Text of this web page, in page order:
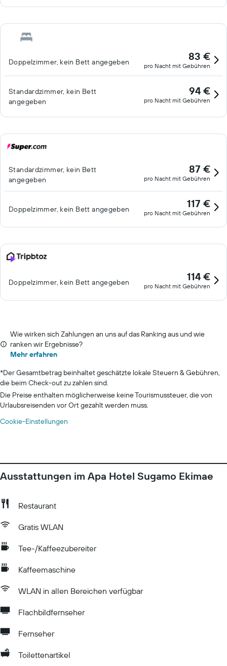
Doppelzimmer, kein Bett angegeben 83 €
pro Nacht mit Gebühren
Standardzimmer, kein Bett
angegeben
94 €
pro Nacht mit Gebühren
Standardzimmer, kein Bett
angegeben
87 €
pro Nacht mit Gebühren
Doppelzimmer, kein Bett angegeben 117 €
pro Nacht mit Gebühren
Doppelzimmer, kein Bett angegeben 114 €
pro Nacht mit Gebühren
Wie wirken sich Zahlungen an uns auf das Ranking aus und wie
ranken wir Ergebnisse?
Mehr erfahren
*Der Gesamtbetrag beinhaltet geschätzte lokale Steuern & Gebühren,
die beim Check-out zu zahlen sind.
Die Preise enthalten möglicherweise keine Tourismussteuer, die von
Urlaubsreisenden vor Ort gezahlt werden muss.
Cookie-Einstellungen
Ausstattungen im Apa Hotel Sugamo Ekimae
Restaurant
Gratis WLAN
Tee-/Kaffeezubereiter
Kaffeemaschine
WLAN in allen Bereichen verfügbar
Flachbildfernseher
Fernseher
Toilettenartikel